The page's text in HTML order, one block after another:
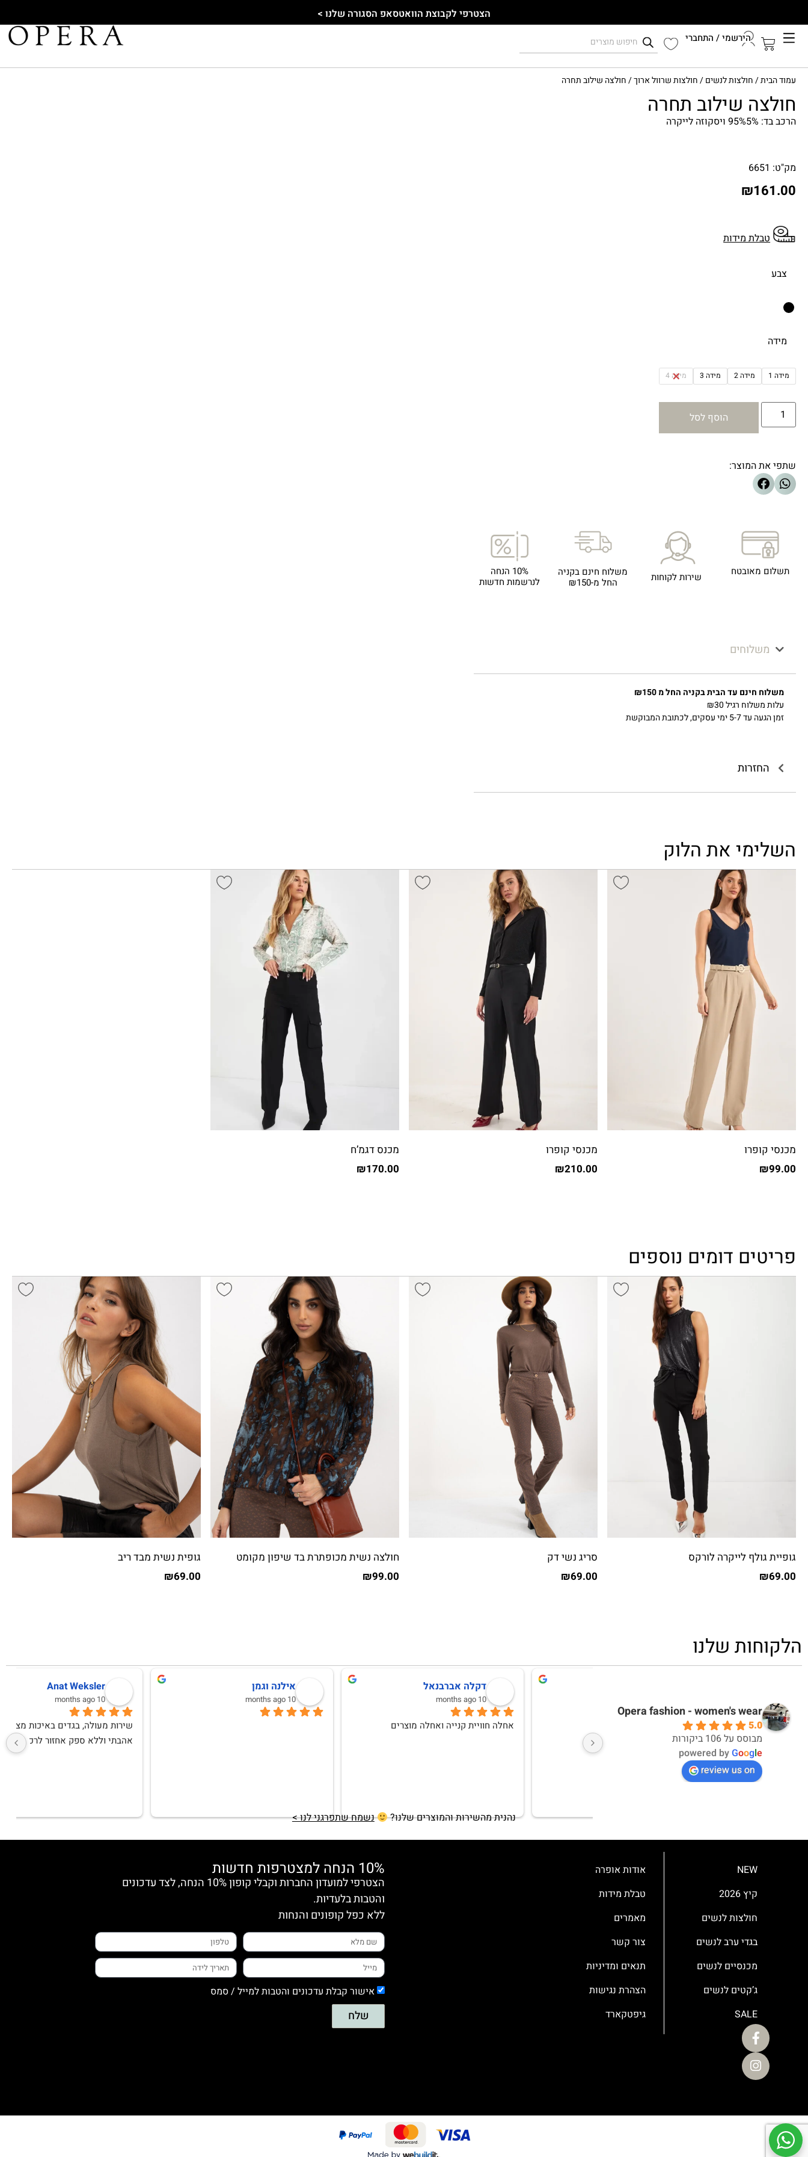
הצטרפי לקבוצת הוואטסאפ הסגורה שלנו >
הירשמי / התחברי
עמוד הבית/חולצות לנשים/חולצות שרוול ארוך/ חולצה שילוב תחרה
חולצה שילוב תחרה
הרכב בד: 95%5% ויסקוזה לייקרה
מק"ט: 6651
₪161.00
טבלת מידות
צבע
מידה
מידה 1 מידה 2 מידה 3 מידה 4
הוסף לסל
שתפי את המוצר:
תשלום מאובטח שירות לקוחות
משלוח חינם בקניה
החל מ-₪150
10% הנחה
לנרשמות חדשות
משלוחים
משלוח חינם עד הבית בקניה החל מ ₪150
עלות משלוח רגיל ₪30
זמן הגעה עד 5-7 ימי עסקים, לכתובת המבוקשת
החזרות
השלימי את הלוק
מכנסי קופרו
₪99.00
מכנסי קופרו
₪210.00
מכנס דגמ’ח
₪170.00
פריטים דומים נוספים
גופיית גולף לייקרה לורקס
₪69.00
סריג נשי דק
₪69.00
חולצה נשית מכופתרת בד שיפון מקומט
₪99.00
גופית נשית מבד ריב
₪69.00
הלקוחות שלנו
Opera fashion - women's wear
5.0
מבוסס על 106 ביקורות
powered byGoogle
review us on
אחלה חוויית קנייה ואחלה מוצרים
אילנה וגמן Anat Weksler לימור אפרת
שרות מדהים ,תודה
נהנית מהשירות והמוצרים שלנו? נשמח שתפרגני לנו >
NEW
קיץ 2026
חולצות לנשים
בגדי ערב לנשים
מכנסיים לנשים
ג’קטים לנשים
SALE
אודות אופרה
טבלת מידות
מאמרים
צור קשר
תנאים ומדיניות
הצהרת נגישות
גיפטקארד
10% הנחה למצטרפות חדשות
הצטרפי למועדון החברות וקבלי קופון 10% הנחה, לצד עדכונים
והטבות בלעדיות.
ללא כפל קופונים והנחות
אישור קבלת עדכונים והטבות למייל / סמס
שלח